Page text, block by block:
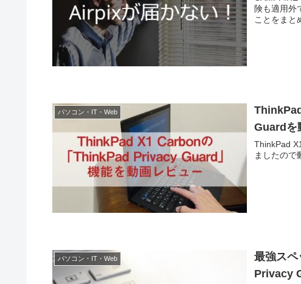
険も適用外
ことをまと
パソコン・IT・Web
Guardを
ThinkPad
ましたので
パソコン・IT・Web
最強ス
Privacy